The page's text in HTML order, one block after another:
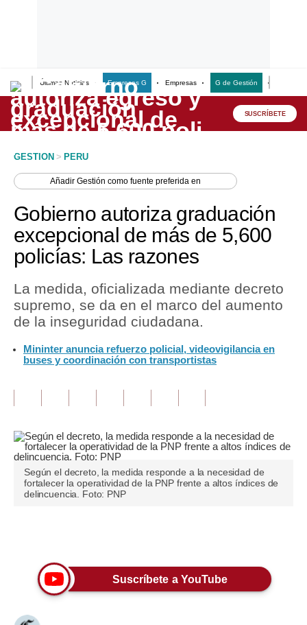
Últimas Noticias Empresas G Empresas G de Gestión
Lo último
Peru Quiosco
Economía
Mercados
Política
Finanzas Personales
Inmobiliarias
Opinión
Editorial
Pregunta de hoy
Lujo
SUSCRÍBETE
GESTION > PERU
AñadirGestión como fuente preferida en
Gobierno autoriza graduación
excepcional de más de 5,600
policías: Las razones
La medida, oficializada mediante decreto
supremo, se da en el marco del aumento
de la inseguridad ciudadana.
Mininter anuncia refuerzo policial, videovigilancia en
buses y coordinación con transportistas
Según el decreto, la medida responde a la necesidad de
fortalecer la operatividad de la PNP frente a altos índices de
delincuencia. Foto: PNP
Suscríbete a YouTube